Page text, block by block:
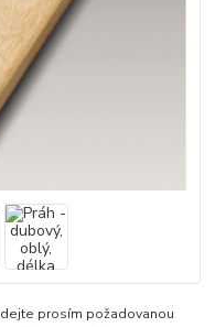
prosím požadovanou